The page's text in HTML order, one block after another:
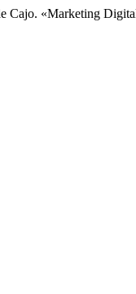
«Marketing